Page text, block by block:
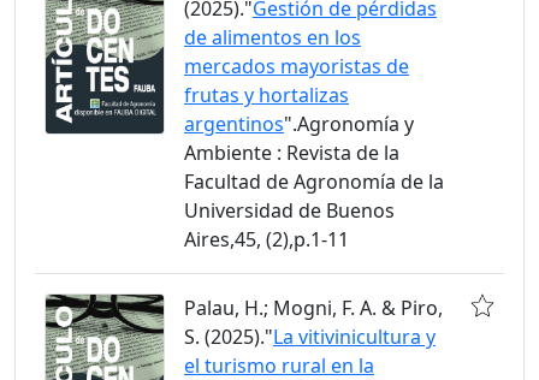
(2025)."Gestión de pérdidas
de alimentos en los
mercados mayoristas de
frutas y hortalizas
argentinos".Agronomía y
Ambiente : Revista de la
Facultad de Agronomía de la
Universidad de Buenos
Aires,45, (2),p.1-11
Palau, H.; Mogni, F. A. & Piro,
S. (2025)."La vitivinicultura y
el turismo rural en la